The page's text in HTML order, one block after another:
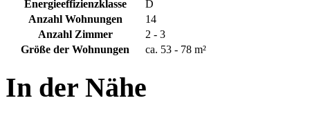
Energieeffizienzklasse
D
Anzahl Wohnungen
14
Anzahl Zimmer
2 - 3
Größe der Wohnungen
ca. 53 - 78 m²
In der Nähe